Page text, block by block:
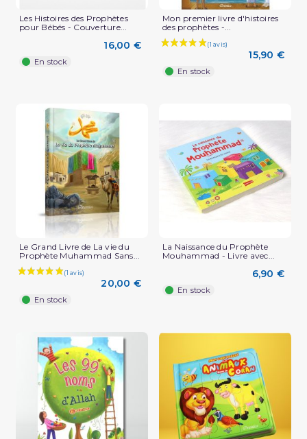
(1 avis)
Les Histoires des Prophètes
pour Bébés - Couverture...
16,00 €
En stock
Mon premier livre d'histoires
des prophètes -...
15,90 €
En stock
Le Grand Livre de La vie du
Prophète Muhammad Sans...
20,00 €
En stock
La Naissance du Prophète
Mouhammad - Livre avec...
6,90 €
En stock